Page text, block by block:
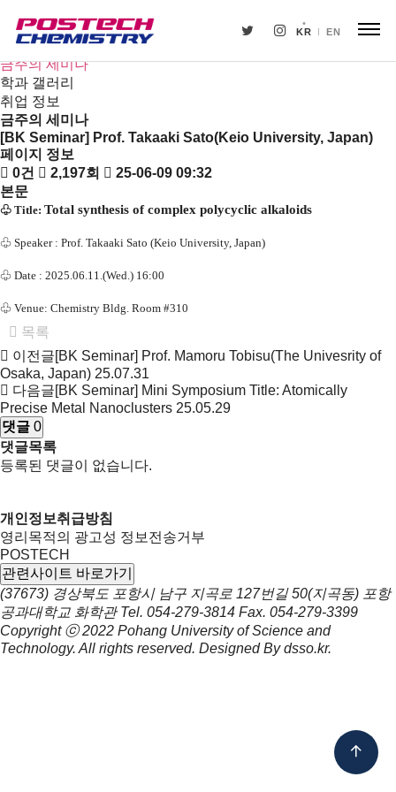
KR EN
뉴스
공지사항
금주의 세미나
학과 갤러리
취업 정보
금주의 세미나
[BK Seminar] Prof. Takaaki Sato(Keio University, Japan)
페이지 정보
0건
2,197회
25-06-09 09:32
본문
♧ Title: Total synthesis of complex polycyclic alkaloids
♧ Speaker : Prof. Takaaki Sato (Keio University, Japan)
♧ Date : 2025.06.11.(Wed.) 16:00
♧ Venue: Chemistry Bldg. Room #310
목록
이전글[BK Seminar] Prof. Mamoru Tobisu(The Univesrity of
Osaka, Japan) 25.07.31
다음글[BK Seminar] Mini Symposium Title: Atomically
Precise Metal Nanoclusters 25.05.29
댓글 0
댓글목록
등록된 댓글이 없습니다.
개인정보취급방침
영리목적의 광고성 정보전송거부
POSTECH
관련사이트 바로가기
(37673) 경상북도 포항시 남구 지곡로 127번길 50(지곡동) 포항
공과대학교 화학관 Tel. 054-279-3814 Fax. 054-279-3399
Copyright ⓒ 2022 Pohang University of Science and
Technology. All rights reserved. Designed Bydsso.kr.